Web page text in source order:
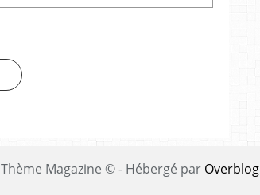
Thème Magazine © - Hébergé par Overblog